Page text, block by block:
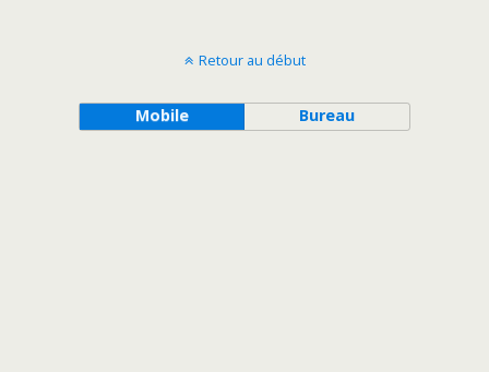
Retour au début
Mobile Bureau